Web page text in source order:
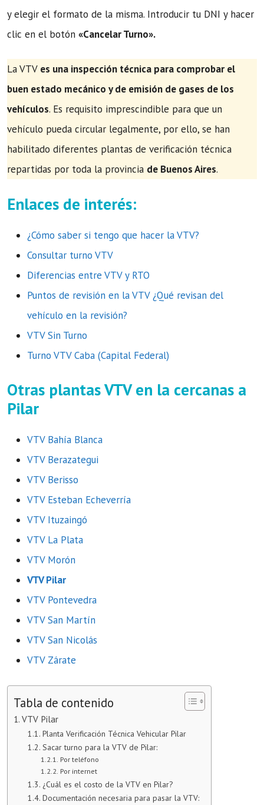
y elegir el formato de la misma. Introducir tu DNI y hacer
clic en el botón «Cancelar Turno».
La VTV es una inspección técnica para comprobar el
buen estado mecánico y de emisión de gases de los
vehículos. Es requisito imprescindible para que un
vehículo pueda circular legalmente, por ello, se han
habilitado diferentes plantas de verificación técnica
repartidas por toda la provincia de Buenos Aires.
Enlaces de interés:
¿Cómo saber si tengo que hacer la VTV?
Consultar turno VTV
Diferencias entre VTV y RTO
Puntos de revisión en la VTV ¿Qué revisan del
vehículo en la revisión?
VTV Sin Turno
Turno VTV Caba (Capital Federal)
Otras plantas VTV en la cercanas a
Pilar
VTV Bahía Blanca
VTV Berazategui
VTV Berisso
VTV Esteban Echeverría
VTV Ituzaingó
VTV La Plata
VTV Morón
VTV Pilar
VTV Pontevedra
VTV San Martín
VTV San Nicolás
VTV Zárate
Tabla de contenido
VTV Pilar
Planta Verificación Técnica Vehicular Pilar
Sacar turno para la VTV de Pilar:
Por teléfono
Por internet
¿Cuál es el costo de la VTV en Pilar?
Documentación necesaria para pasar la VTV: